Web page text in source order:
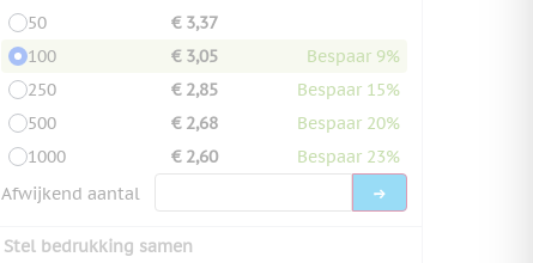
50
€ 3,37
100
€ 3,05
Bespaar 9%
250
€ 2,85
Bespaar 15%
500
€ 2,68
Bespaar 20%
1000
€ 2,60
Bespaar 23%
Afwijkend aantal
Stel bedrukking samen